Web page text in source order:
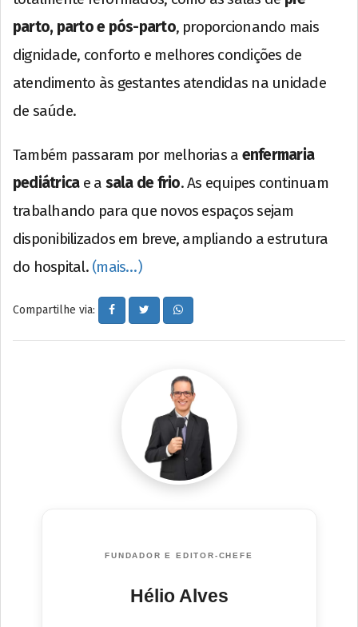
parto, parto e pós-parto, proporcionando mais
dignidade, conforto e melhores condições de
atendimento às gestantes atendidas na unidade
de saúde.
Também passaram por melhorias a enfermaria
pediátricae a sala de frio. As equipes continuam
trabalhando para que novos espaços sejam
disponibilizados em breve, ampliando a estrutura
do hospital. (mais…)
Compartilhe via:
FUNDADOR E EDITOR-CHEFE
Hélio Alves